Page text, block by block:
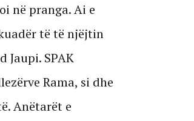
në pranga. Ai e
të të njëjtin
Jaupi. SPAK
Rama, si dhe
Anëtarët e